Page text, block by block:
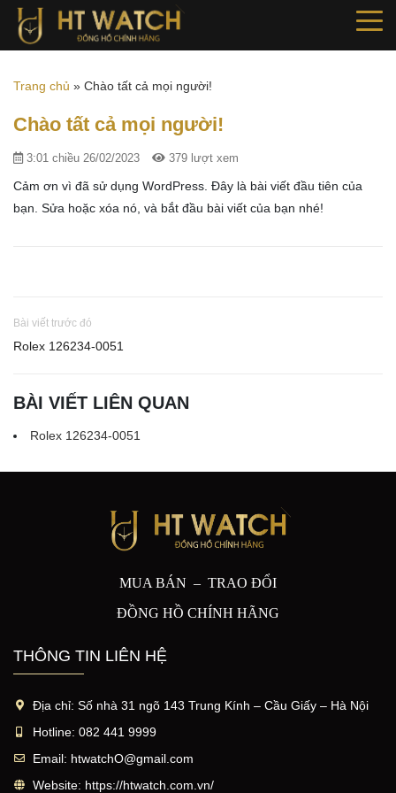
Trang chủ » Chào tất cả mọi người!
Chào tất cả mọi người!
3:01 chiều 26/02/2023 379 lượt xem
Cảm ơn vì đã sử dụng WordPress. Đây là bài viết đầu tiên của
bạn. Sửa hoặc xóa nó, và bắt đầu bài viết của bạn nhé!
Bài viết trước đó
Rolex 126234-0051
BÀI VIẾT LIÊN QUAN
Rolex 126234-0051
MUA BÁN – TRAO ĐỔI
ĐỒNG HỒ CHÍNH HÃNG
THÔNG TIN LIÊN HỆ
Địa chỉ: Số nhà 31 ngõ 143 Trung Kính – Cầu Giấy – Hà Nội
Hotline: 082 441 9999
Email: htwatchO@gmail.com
Website: https://htwatch.com.vn/